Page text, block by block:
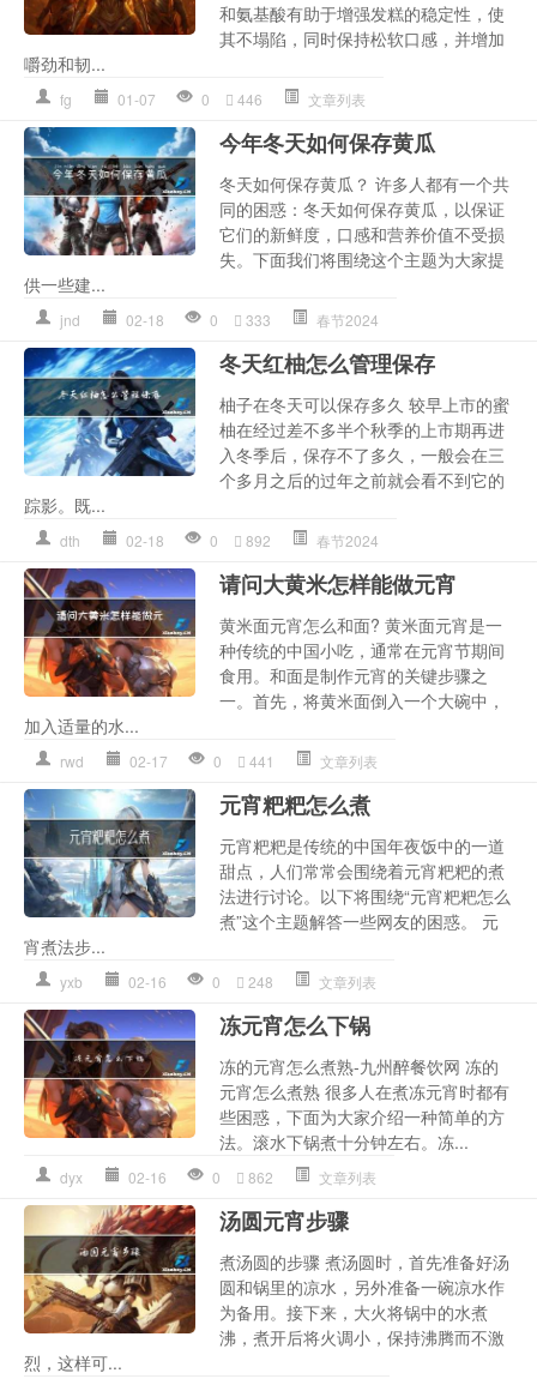
和氨基酸有助于增强发糕的稳定性，使
其不塌陷，同时保持松软口感，并增加
嚼劲和韧...
fg 01-07 0 446 文章列表
今年冬天如何保存黄瓜
冬天如何保存黄瓜？ 许多人都有一个共
同的困惑：冬天如何保存黄瓜，以保证
它们的新鲜度，口感和营养价值不受损
失。下面我们将围绕这个主题为大家提
供一些建...
jnd 02-18 0 333 春节2024
冬天红柚怎么管理保存
柚子在冬天可以保存多久 较早上市的蜜
柚在经过差不多半个秋季的上市期再进
入冬季后，保存不了多久，一般会在三
个多月之后的过年之前就会看不到它的
踪影。既...
dth 02-18 0 892 春节2024
请问大黄米怎样能做元宵
黄米面元宵怎么和面? 黄米面元宵是一
种传统的中国小吃，通常在元宵节期间
食用。和面是制作元宵的关键步骤之
一。首先，将黄米面倒入一个大碗中，
加入适量的水...
rwd 02-17 0 441 文章列表
元宵粑粑怎么煮
元宵粑粑是传统的中国年夜饭中的一道
甜点，人们常常会围绕着元宵粑粑的煮
法进行讨论。以下将围绕“元宵粑粑怎么
煮”这个主题解答一些网友的困惑。 元
宵煮法步...
yxb 02-16 0 248 文章列表
冻元宵怎么下锅
冻的元宵怎么煮熟-九州醉餐饮网 冻的
元宵怎么煮熟 很多人在煮冻元宵时都有
些困惑，下面为大家介绍一种简单的方
法。滚水下锅煮十分钟左右。冻...
dyx 02-16 0 862 文章列表
汤圆元宵步骤
煮汤圆的步骤 煮汤圆时，首先准备好汤
圆和锅里的凉水，另外准备一碗凉水作
为备用。接下来，大火将锅中的水煮
沸，煮开后将火调小，保持沸腾而不激
烈，这样可...